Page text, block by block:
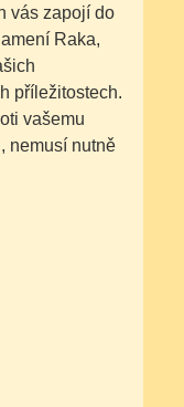
vás zapojí do
Raka,
příležitostech.
vašemu
nemusí nutně